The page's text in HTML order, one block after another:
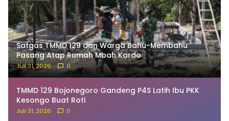
Satgas TMMD 129 dan Warga Bahu-Membahu
Pasang Atap Rumah Mbah Kardo
Juli 31, 2026 0
TMMD 129 Bojonegoro Gandeng P4S Latih Ibu PKK
Kesongo Buat Roti
Juli 31, 2026 0